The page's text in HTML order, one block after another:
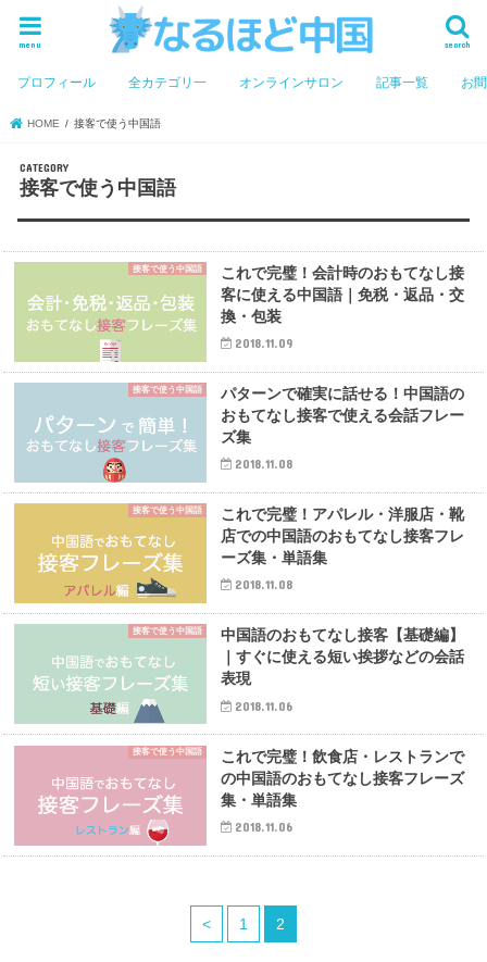
search
menu
プロフィール 全カテゴリ一 オンラインサロン 記事一覧 お
HOME 接客で使う中国語
接客で使う中国語
接客で使う中国語
これで完璧！会計時のおもてなし接
客に使える中国語｜免税・返品・交
換・包装
2018.11.09
接客で使う中国語
パターンで確実に話せる！中国語の
おもてなし接客で使える会話フレー
ズ集
2018.11.08
接客で使う中国語
これで完璧！アパレル・洋服店・靴
店での中国語のおもてなし接客フレ
ーズ集・単語集
2018.11.08
接客で使う中国語
中国語のおもてなし接客【基礎編】
｜すぐに使える短い挨拶などの会話
表現
2018.11.06
接客で使う中国語
これで完璧！飲食店・レストランで
の中国語のおもてなし接客フレーズ
集・単語集
2018.11.06
< 1 2